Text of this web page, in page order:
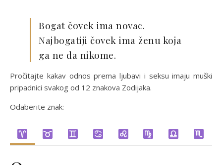
Bogat čovek ima novac.
Najbogatiji čovek ima ženu koja
ga ne da nikome.
Pročitajte kakav odnos prema ljubavi i seksu imaju muški
pripadnici svakog od 12 znakova Zodijaka.
Odaberite znak: